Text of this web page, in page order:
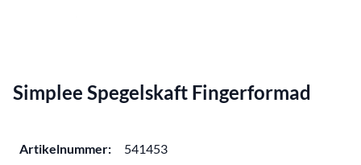
Simplee Spegelskaft Fingerformad
Artikelnummer: 541453